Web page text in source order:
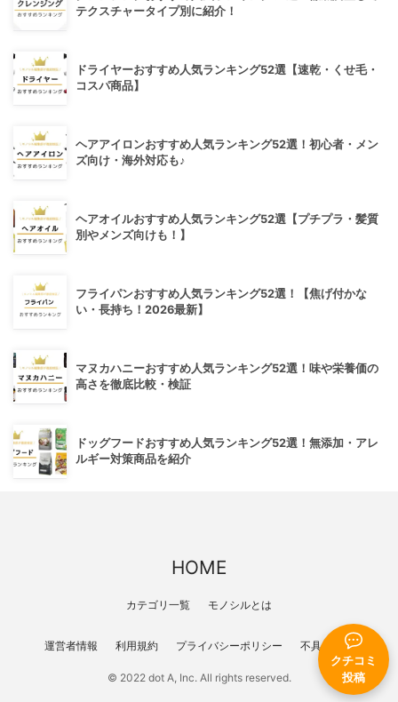
クチコミ
投稿
テクスチャータイプ別に紹介！
ドライヤーおすすめ人気ランキング52選【速乾・くせ毛・
コスパ商品】
ヘアアイロンおすすめ人気ランキング52選！初心者・メン
ズ向け・海外対応も♪
ヘアオイルおすすめ人気ランキング52選【プチプラ・髪質
別やメンズ向けも！】
フライパンおすすめ人気ランキング52選！【焦げ付かな
い・長持ち！2026最新】
マヌカハニーおすすめ人気ランキング52選！味や栄養価の
高さを徹底比較・検証
ドッグフードおすすめ人気ランキング52選！無添加・アレ
ルギー対策商品を紹介
HOME
カテゴリ一覧 モノシルとは
運営者情報 利用規約 プライバシーポリシー 不具合報告
© 2022 dot A, Inc. All rights reserved.